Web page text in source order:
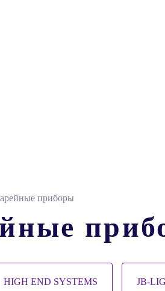
приборы
HIGH END SYSTEMS JB-